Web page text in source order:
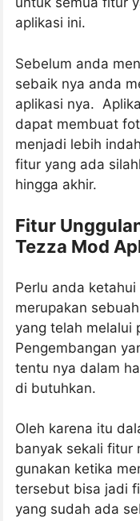
aplikasi ini.
Sebelum anda
sebaik nya anda
aplikasi nya.
dapat membuat
menjadi lebih
fitur yang ada
hingga akhir.
Fitur
Tezza Mod
Perlu anda
merupakan
yang telah melalui
Pengembangan
tentu nya dalam
di butuhkan.
Oleh karena itu
banyak sekali fitur
gunakan ketika
tersebut bisa jadi
yang sudah ada